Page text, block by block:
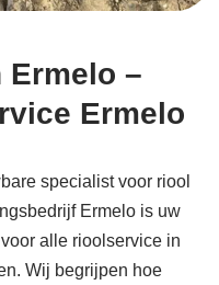
Ermelo –
Ermelo
specialist voor riool
Ermelo is uw
alle rioolservice in
Wij begrijpen hoe